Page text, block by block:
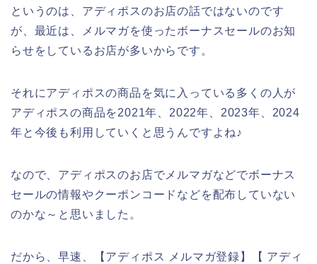
というのは、アディポスのお店の話ではないのです
が、最近は、メルマガを使ったボーナスセールのお知
らせをしているお店が多いからです。
それにアディポスの商品を気に入っている多くの人が
アディポスの商品を2021年、2022年、2023年、2024
年と今後も利用していくと思うんですよね♪
なので、アディポスのお店でメルマガなどでボーナス
セールの情報やクーポンコードなどを配布していない
のかな～と思いました。
だから、早速、【アディポス メルマガ登録】【 アディ